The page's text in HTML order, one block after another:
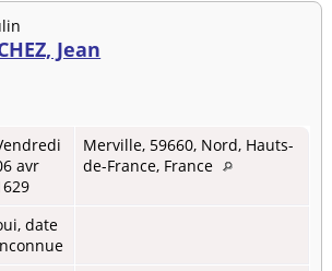
Jean
avr
Merville, 59660, Nord, Hauts-
de-France, France
date